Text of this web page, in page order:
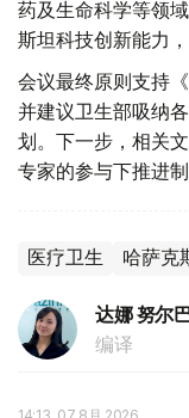
药及生命科学等领
斯坦科技创新能力
会议最终原则支持
并建议卫生部吸纳
划。下一步，相关
专家的参与下推进制
医疗卫生 哈萨克
达娜 努尔
编译